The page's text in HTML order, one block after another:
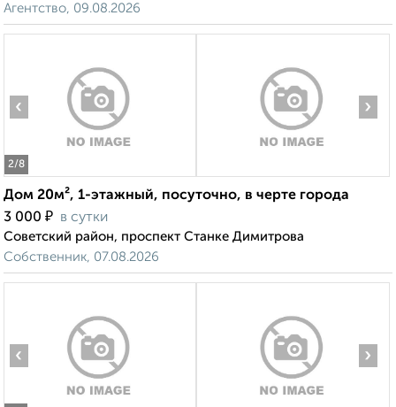
Агентство, 09.08.2026
2/8
‹ ›
Дом 20м², 1-этажный, посуточно, в черте города
3 000 ₽ в сутки
Советский район, проспект Станке Димитрова
Собственник, 07.08.2026
‹ ›